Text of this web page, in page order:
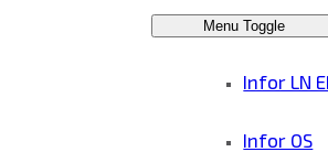
Menu Toggle
Infor LN
Infor OS